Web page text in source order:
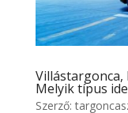
Villástargonca,
Melyik típus
Szerző: